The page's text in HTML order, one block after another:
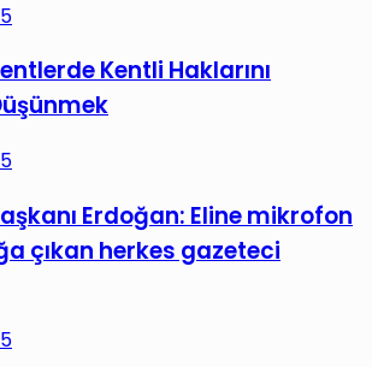
Kentli Haklarını
Erdoğan: Eline mikrofon
çıkan herkes gazeteci